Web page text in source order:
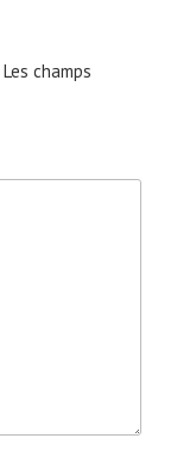
Les champs